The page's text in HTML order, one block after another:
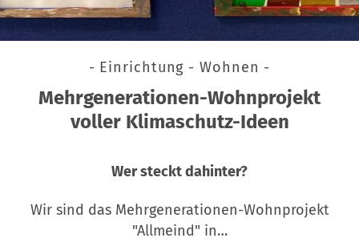
- Einrichtung - Wohnen -
Mehrgenerationen-Wohnprojekt
voller Klimaschutz-Ideen
Wer steckt dahinter?
Wir sind das Mehrgenerationen-Wohnprojekt
"Allmeind" in…